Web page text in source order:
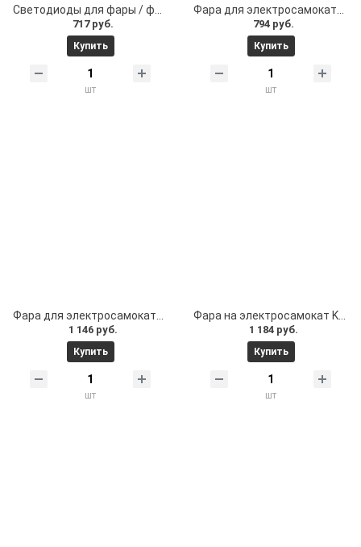
Светодиоды для фары / фонаря электросамоката. Светодиоды для фары / фонаря на электросамокат Levin, AdaSmart 1000 и др
717 руб.
Купить
шт
Фара для электросамоката. Фара на электросамокат Geco и др
794 руб.
Купить
шт
1 146 руб.
Купить
шт
1 184 руб.
Купить
шт